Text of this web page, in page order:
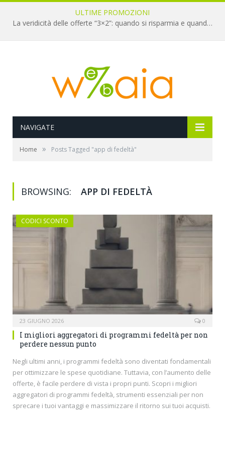
ULTIME PROMOZIONI
La veridicità delle offerte “3×2”: quando si risparmia e quando è un’illusione
NAVIGATE
Home » Posts Tagged "app di fedeltà"
BROWSING: APP DI FEDELTÀ
CODICI SCONTO
23 GIUGNO 2026 0
I migliori aggregatori di programmi fedeltà per non
perdere nessun punto
Negli ultimi anni, i programmi fedeltà sono diventati fondamentali
per ottimizzare le spese quotidiane. Tuttavia, con l’aumento delle
offerte, è facile perdere di vista i propri punti. Scopri i migliori
aggregatori di programmi fedeltà, strumenti essenziali per non
sprecare i tuoi vantaggi e massimizzare il ritorno sui tuoi acquisti.